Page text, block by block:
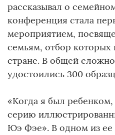
рассказывал о
конференция стала
мероприятием,
семьям, отбор которых
стране. В общей
удостоились 300
«Когда я был
серию
Юэ Фэе». В одном из ее